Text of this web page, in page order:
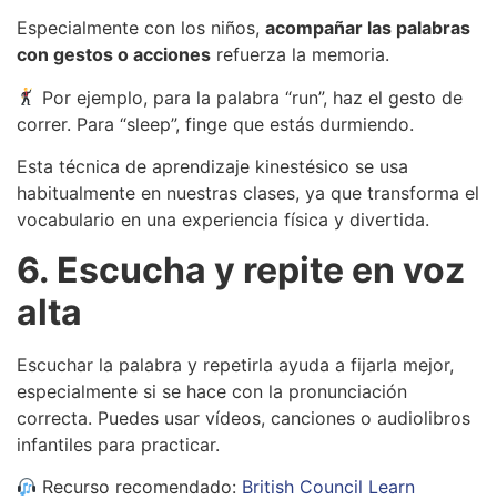
Especialmente con los niños, acompañar las palabras
con gestos o acciones refuerza la memoria.
Por ejemplo, para la palabra “run”, haz el gesto de
correr. Para “sleep”, finge que estás durmiendo.
Esta técnica de aprendizaje kinestésico se usa
habitualmente en nuestras clases, ya que transforma el
vocabulario en una experiencia física y divertida.
6. Escucha y repite en voz
alta
Escuchar la palabra y repetirla ayuda a fijarla mejor,
especialmente si se hace con la pronunciación
correcta. Puedes usar vídeos, canciones o audiolibros
infantiles para practicar.
Recurso recomendado: British Council Learn